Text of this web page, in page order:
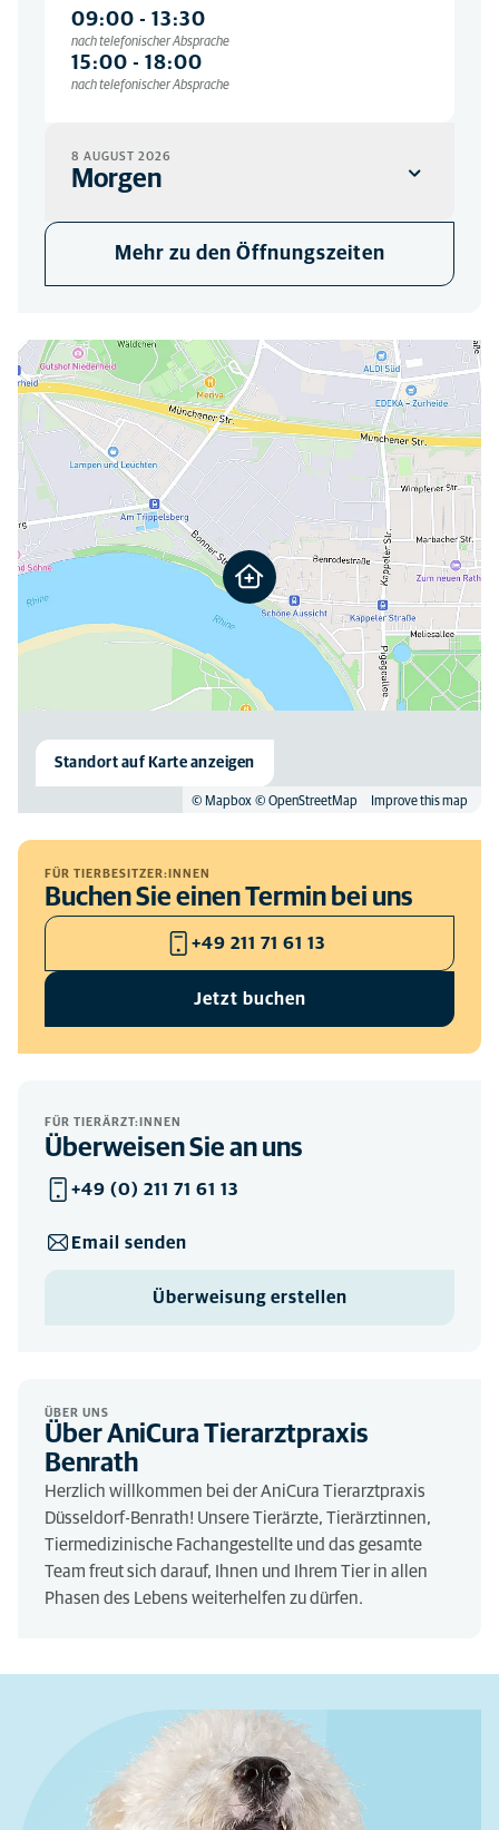
09:00 - 13:30
nach telefonischer Absprache
15:00 - 18:00
nach telefonischer Absprache
8 AUGUST 2026
Morgen
Geschlossen
Mehr zu den Öffnungszeiten
Hier finden Sie uns
© Mapbox © OpenStreetMap Improve this map
Standort auf Karte anzeigen
FÜR TIERBESITZER:INNEN
Buchen Sie einen Termin bei uns
+49 211 71 61 13
Jetzt buchen
FÜR TIERÄRZT:INNEN
Überweisen Sie an uns
+49 (0) 211 71 61 13
Email senden
Überweisung erstellen
ÜBER UNS
Über AniCura Tierarztpraxis
Benrath
Herzlich willkommen bei der AniCura Tierarztpraxis
Düsseldorf-Benrath! Unsere Tierärzte, Tierärztinnen,
Tiermedizinische Fachangestellte und das gesamte
Team freut sich darauf, Ihnen und Ihrem Tier in allen
Phasen des Lebens weiterhelfen zu dürfen.